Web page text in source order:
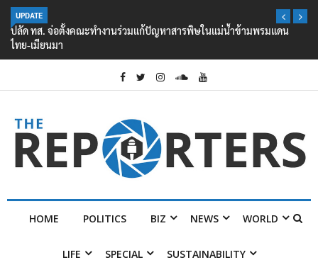
UPDATE
ปลัด ทส. จ่อตั้งคณะทำงานร่วมแก้ปัญหาสารพิษในแม่น้ำข้ามพรมแดน
ไทย-เมียนมา
HOME POLITICS BIZ NEWS WORLD
LIFE SPECIAL SUSTAINABILITY